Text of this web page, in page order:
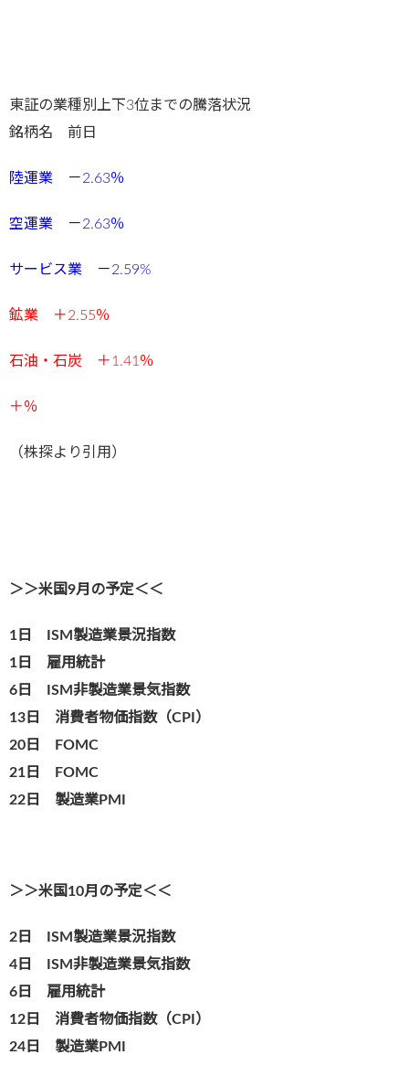
東証の業種別上下3位までの騰落状況
銘柄名 前日
陸運業 －2.63％
空運業 －2.63％
サービス業 －2.59%
鉱業 ＋2.55％
石油・石炭 ＋1.41％
＋％
（株探より引用）
＞＞米国9月の予定＜＜
1日 ISM製造業景況指数
1日 雇用統計
6日 ISM非製造業景気指数
13日 消費者物価指数（CPI）
20日 FOMC
21日 FOMC
22日 製造業PMI
＞＞米国10月の予定＜＜
2日 ISM製造業景況指数
4日 ISM非製造業景気指数
6日 雇用統計
12日 消費者物価指数（CPI）
24日 製造業PMI